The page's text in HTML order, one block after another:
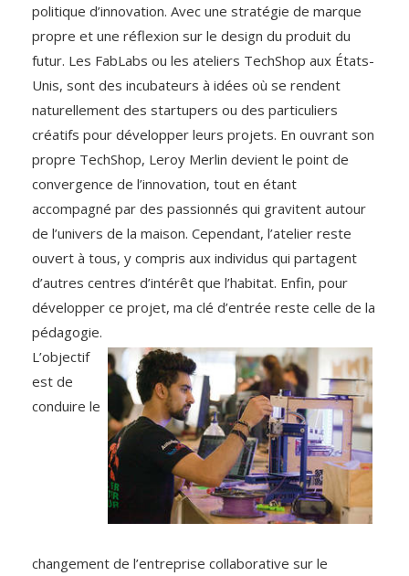
politique d’innovation. Avec une stratégie de marque
propre et une réflexion sur le design du produit du
futur. Les FabLabs ou les ateliers TechShop aux États-
Unis, sont des incubateurs à idées où se rendent
naturellement des start­upers ou des particuliers
créatifs pour développer leurs projets. En ouvrant son
propre TechShop, Leroy Merlin devient le point de
convergence de l’innovation, tout en étant
accompagné par des passionnés qui gravitent autour
de l’univers de la maison. Cependant, l’atelier reste
ouvert à tous, y compris aux individus qui partagent
d’autres centres d’intérêt que l’habitat. Enfin, pour
développer ce projet, ma clé d’entrée reste celle de la
pédagogie.
L’objectif
est de
conduire le
changement de l’entreprise collaborative sur le